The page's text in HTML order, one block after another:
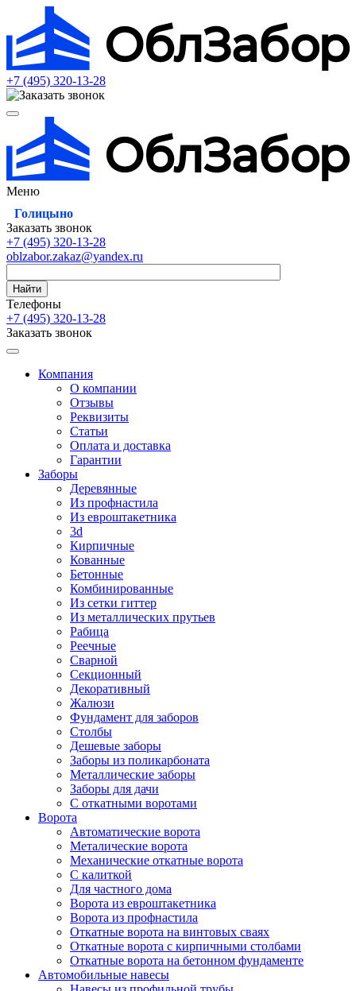
+7 (495) 320-13-28
Меню
Голицыно
Заказать звонок
+7 (495) 320-13-28
oblzabor.zakaz@yandex.ru
Найти
Телефоны
+7 (495) 320-13-28
Заказать звонок
Компания
О компании
Отзывы
Реквизиты
Статьи
Оплата и доставка
Гарантии
Заборы
Деревянные
Из профнастила
Из евроштакетника
3d
Кирпичные
Кованные
Бетонные
Комбинированные
Из сетки гиттер
Из металлических прутьев
Рабица
Реечные
Сварной
Секционный
Декоративный
Жалюзи
Фундамент для заборов
Столбы
Дешевые заборы
Заборы из поликарбоната
Металлические заборы
Заборы для дачи
С откатными воротами
Ворота
Автоматические ворота
Металические ворота
Механические откатные ворота
С калиткой
Для частного дома
Ворота из евроштакетника
Ворота из профнастила
Откатные ворота на винтовых сваях
Откатные ворота с кирпичными столбами
Откатные ворота на бетонном фундаменте
Автомобильные навесы